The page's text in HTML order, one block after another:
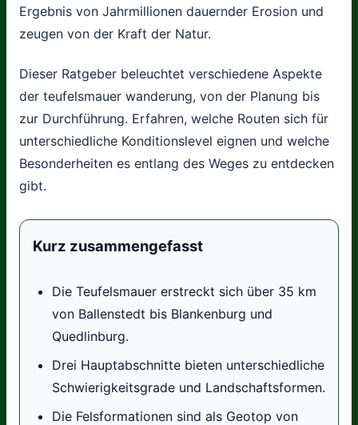
Ergebnis von Jahrmillionen dauernder Erosion und
zeugen von der Kraft der Natur.
Dieser Ratgeber beleuchtet verschiedene Aspekte
der teufelsmauer wanderung, von der Planung bis
zur Durchführung. Erfahren, welche Routen sich für
unterschiedliche Konditionslevel eignen und welche
Besonderheiten es entlang des Weges zu entdecken
gibt.
Kurz zusammengefasst
Die Teufelsmauer erstreckt sich über 35 km
von Ballenstedt bis Blankenburg und
Quedlinburg.
Drei Hauptabschnitte bieten unterschiedliche
Schwierigkeitsgrade und Landschaftsformen.
Die Felsformationen sind als Geotop von